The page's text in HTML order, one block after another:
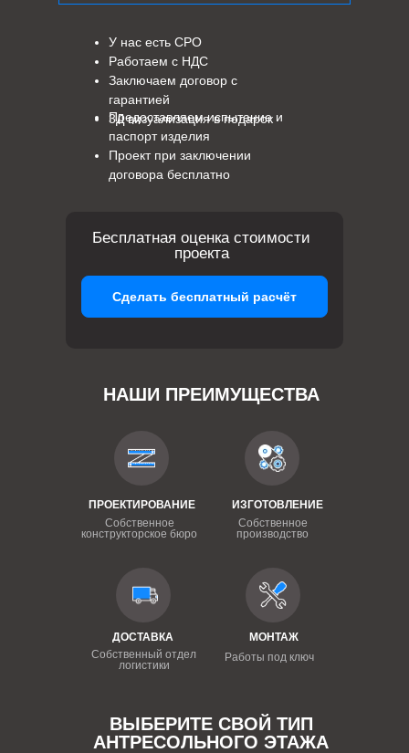
Предоставляем испытание и
паспорт изделия
Проект при заключении
договора бесплатно
У нас есть СРО
Работаем с НДС
Заключаем договор с
гарантией
3Д визуализация в подарок
НАШИ ПРЕИМУЩЕСТВА
ПРОЕКТИРОВАНИЕ
Собственное
конструкторское бюро
ИЗГОТОВЛЕНИЕ
Собственное
производство
ДОСТАВКА
Собственный отдел
логистики
МОНТАЖ
Работы под ключ
Бесплатная оценка стоимости
проекта
Сделать бесплатный расчёт
ВЫБЕРИТЕ СВОЙ ТИП
АНТРЕСОЛЬНОГО ЭТАЖА